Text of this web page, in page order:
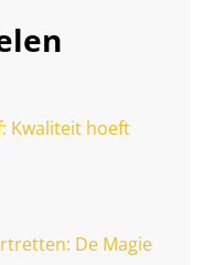
Kwaliteit hoeft
De Magie